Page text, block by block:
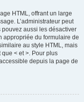
HTML, offrant un large
L’administrateur peut
aussi les désactiver
appropriée du formulaire de
au style HTML, mais
< et >. Pour plus
depuis la page de